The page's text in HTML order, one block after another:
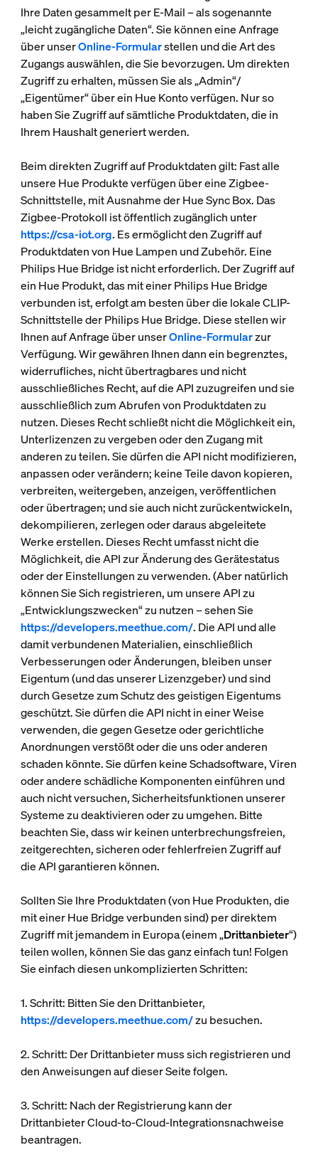
Ihre Daten gesammelt per E-Mail – als sogenannte
„leicht zugängliche Daten“. Sie können eine Anfrage
über unserOnline-Formularstellen und die Art des
Zugangs auswählen, die Sie bevorzugen. Um direkten
Zugriff zu erhalten, müssen Sie als „Admin“/
„Eigentümer“ über ein Hue Konto verfügen. Nur so
haben Sie Zugriff auf sämtliche Produktdaten, die in
Ihrem Haushalt generiert werden.
Beim direkten Zugriff auf Produktdaten gilt: Fast alle
unsere Hue Produkte verfügen über eine Zigbee-
Schnittstelle, mit Ausnahme der Hue Sync Box. Das
Zigbee-Protokoll ist öffentlich zugänglich unter
https://csa-iot.org. Es ermöglicht den Zugriff auf
Produktdaten von Hue Lampen und Zubehör. Eine
Philips Hue Bridge ist nicht erforderlich. Der Zugriff auf
ein Hue Produkt, das mit einer Philips Hue Bridge
verbunden ist, erfolgt am besten über die lokale CLIP-
Schnittstelle der Philips Hue Bridge. Diese stellen wir
Ihnen auf Anfrage über unserOnline-Formularzur
Verfügung. Wir gewähren Ihnen dann ein begrenztes,
widerrufliches, nicht übertragbares und nicht
ausschließliches Recht, auf die API zuzugreifen und sie
ausschließlich zum Abrufen von Produktdaten zu
nutzen. Dieses Recht schließt nicht die Möglichkeit ein,
Unterlizenzen zu vergeben oder den Zugang mit
anderen zu teilen. Sie dürfen die API nicht modifizieren,
anpassen oder verändern; keine Teile davon kopieren,
verbreiten, weitergeben, anzeigen, veröffentlichen
oder übertragen; und sie auch nicht zurückentwickeln,
dekompilieren, zerlegen oder daraus abgeleitete
Werke erstellen. Dieses Recht umfasst nicht die
Möglichkeit, die API zur Änderung des Gerätestatus
oder der Einstellungen zu verwenden. (Aber natürlich
können Sie Sich registrieren, um unsere API zu
„Entwicklungszwecken“ zu nutzen – sehen Sie
https://developers.meethue.com/. Die API und alle
damit verbundenen Materialien, einschließlich
Verbesserungen oder Änderungen, bleiben unser
Eigentum (und das unserer Lizenzgeber) und sind
durch Gesetze zum Schutz des geistigen Eigentums
geschützt. Sie dürfen die API nicht in einer Weise
verwenden, die gegen Gesetze oder gerichtliche
Anordnungen verstößt oder die uns oder anderen
schaden könnte. Sie dürfen keine Schadsoftware, Viren
oder andere schädliche Komponenten einführen und
auch nicht versuchen, Sicherheitsfunktionen unserer
Systeme zu deaktivieren oder zu umgehen. Bitte
beachten Sie, dass wir keinen unterbrechungsfreien,
zeitgerechten, sicheren oder fehlerfreien Zugriff auf
die API garantieren können.
Sollten Sie Ihre Produktdaten (von Hue Produkten, die
mit einer Hue Bridge verbunden sind) per direktem
Zugriff mit jemandem in Europa (einem „Drittanbieter“)
teilen wollen, können Sie das ganz einfach tun! Folgen
Sie einfach diesen unkomplizierten Schritten:
1. Schritt: Bitten Sie den Drittanbieter,
https://developers.meethue.com/zu besuchen.
2. Schritt: Der Drittanbieter muss sich registrieren und
den Anweisungen auf dieser Seite folgen.
3. Schritt: Nach der Registrierung kann der
Drittanbieter Cloud-to-Cloud-Integrationsnachweise
beantragen.